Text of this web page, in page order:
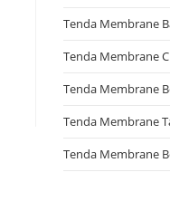
Tenda Membrane
Tenda Membrane
Tenda Membrane
Tenda Membrane
Tenda Membrane